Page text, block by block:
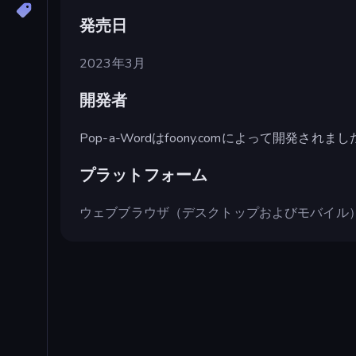
発売日
2023年3月
開発者
Pop-a-Wordはfoony.comによって開発されまし
プラットフォーム
ウェブブラウザ（デスクトップおよびモバイル）